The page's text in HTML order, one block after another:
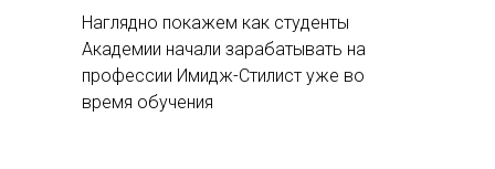
Наглядно покажем как студенты
Академии начали зарабатывать на
профессии Имидж-Стилист уже во
время обучения